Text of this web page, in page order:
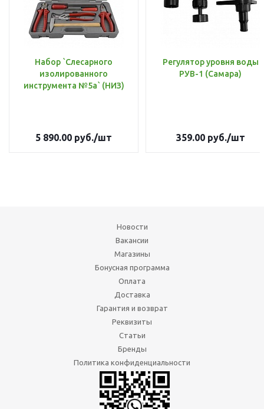
Набор `Слесарного
изолированного
инструмента №5а` (НИЗ)
5 890.00 руб./шт
Регулятор уровня воды
РУВ-1 (Самара)
359.00руб./шт
Новости
Вакансии
Магазины
Бонусная программа
Оплата
Доставка
Гарантия и возврат
Реквизиты
Статьи
Бренды
Политика конфиденциальности